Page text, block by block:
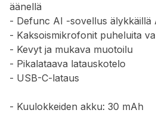
äänellä
- Defunc AI -sovellus älykkäillä
- Kaksoismikrofonit puheluita
- Kevyt ja mukava muotoilu
- Pikalataava latauskotelo
- USB-C-lataus
- Kuulokkeiden akku: 30 mAh